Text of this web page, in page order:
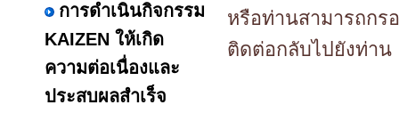
การดำเนินกิจกรรม
KAIZEN ให้เกิด
ความต่อเนื่องและ
ประสบผลสำเร็จ
หรือท่านสามารถกร
ติดต่อกลับไปยังท่าน